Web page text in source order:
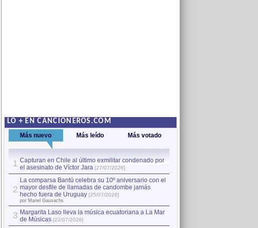
LO + EN CANCIONEROS.COM
Más nuevo Más leído Más votado
1 Capturan en Chile al último exmilitar condenado por
el asesinato de Víctor Jara [27/07/2026]
2
La comparsa Bantú celebra su 10º aniversario con el
mayor desfile de llamadas de candombe jamás
hecho fuera de Uruguay [25/07/2026]
por Manel Gausachs
3 Margarita Laso lleva la música ecuatoriana a La Mar
de Músicas [22/07/2026]